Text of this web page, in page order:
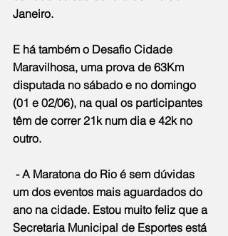
Janeiro.
E há também o Desafio Cidade
Maravilhosa, uma prova de 63Km
disputada no sábado e no domingo
(01 e 02/06), na qual os participantes
têm de correr 21k num dia e 42k no
outro.
- A Maratona do Rio é sem dúvidas
um dos eventos mais aguardados do
ano na cidade. Estou muito feliz que a
Secretaria Municipal de Esportes está